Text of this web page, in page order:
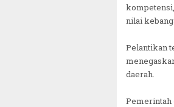
nilai
Pelantikan
daerah.
Pemerintah